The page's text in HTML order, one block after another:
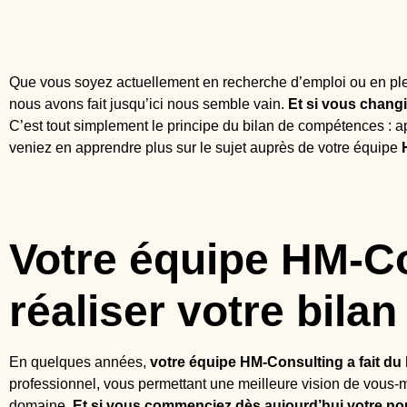
Que vous soyez actuellement en recherche d’emploi ou en
nous avons fait jusqu’ici nous semble vain. Et si vous
C’est tout simplement le principe du bilan de compétences :
veniez en apprendre plus sur le sujet auprès de votre équipe
Votre équipe HM-
réaliser votre
En quelques années, votre équipe HM-Consulting a fait
professionnel, vous permettant une meilleure vision de